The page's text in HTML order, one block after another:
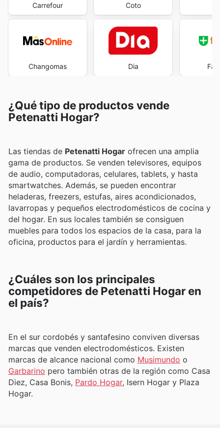
Carrefour
Changomas
Coto
Dia
¿Qué tipo de productos vende
Petenatti Hogar?
Las tiendas de Petenatti Hogar ofrecen una amplia
gama de productos. Se venden televisores, equipos
de audio, computadoras, celulares, tablets, y hasta
smartwatches. Además, se pueden encontrar
heladeras, freezers, estufas, aires acondicionados,
lavarropas y pequeños electrodomésticos de cocina y
del hogar. En sus locales también se consiguen
muebles para todos los espacios de la casa, para la
oficina, productos para el jardín y herramientas.
¿Cuáles son los principales
competidores de Petenatti Hogar en
el país?
En el sur cordobés y santafesino conviven diversas
marcas que venden electrodomésticos. Existen
marcas de alcance nacional como Musimundo o
Garbarino pero también otras de la región como Casa
Diez, Casa Bonis, Pardo Hogar, Isern Hogar y Plaza
Hogar.